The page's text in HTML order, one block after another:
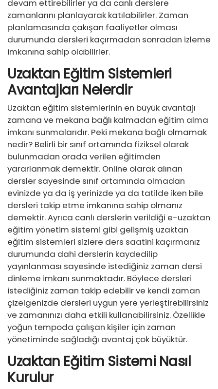
devam ettirebilirler ya da canlı derslere
zamanlarını planlayarak katılabilirler. Zaman
planlamasında çakışan faaliyetler olması
durumunda dersleri kaçırmadan sonradan izleme
imkanına sahip olabilirler.
Uzaktan Eğitim Sistemleri
Avantajları Nelerdir
Uzaktan eğitim sistemlerinin en büyük avantajı
zamana ve mekana bağlı kalmadan eğitim alma
imkanı sunmalarıdır. Peki mekana bağlı olmamak
nedir? Belirli bir sınıf ortamında fiziksel olarak
bulunmadan orada verilen eğitimden
yararlanmak demektir. Online olarak alınan
dersler sayesinde sınıf ortamında olmadan
evinizde ya da iş yerinizde ya da tatilde iken bile
dersleri takip etme imkanına sahip olmanız
demektir. Ayrıca canlı derslerin verildiği e-uzaktan
eğitim yönetim sistemi gibi gelişmiş uzaktan
eğitim sistemleri sizlere ders saatini kaçırmanız
durumunda dahi derslerin kaydedilip
yayınlanması sayesinde istediğiniz zaman dersi
dinleme imkanı sunmaktadır. Böylece dersleri
istediğiniz zaman takip edebilir ve kendi zaman
çizelgenizde dersleri uygun yere yerleştirebilirsiniz
ve zamanınızı daha etkili kullanabilirsiniz. Özellikle
yoğun tempoda çalışan kişiler için zaman
yönetiminde sağladığı avantaj çok büyüktür.
Uzaktan Eğitim Sistemi Nasıl
Kurulur